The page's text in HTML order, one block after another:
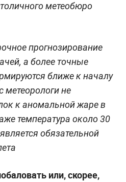
метеобюро
прогнозирование
а более точные
ближе к началу
метеорологи не
к аномальной жаре в
температура около 30
обязательной
или, скорее,